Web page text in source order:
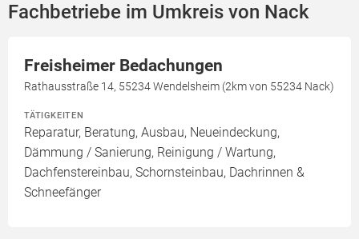
Fachbetriebe im Umkreis von Nack
Freisheimer Bedachungen
Rathausstraße 14, 55234 Wendelsheim (2km von 55234 Nack)
TÄTIGKEITEN
Reparatur, Beratung, Ausbau, Neueindeckung,
Dämmung / Sanierung, Reinigung / Wartung,
Dachfenstereinbau, Schornsteinbau, Dachrinnen &
Schneefänger